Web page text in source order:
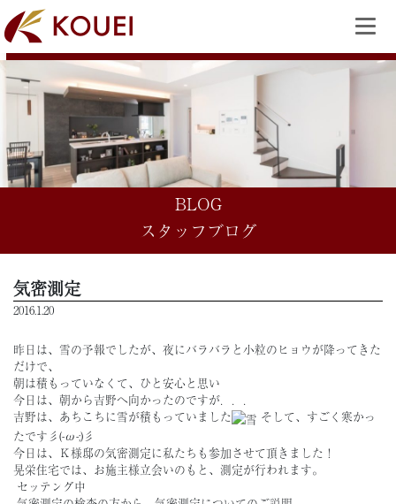
BLOG
スタッフブログ
気密測定
2016.1.20
昨日は、雪の予報でしたが、夜にバラバラと小粒のヒョウが降ってきた
だけで、
朝は積もっていなくて、ひと安心と思い
今日は、朝から吉野へ向かったのですが．．．
吉野は、あちこちに雪が積もっていました
そして、すごく寒かっ
たです彡(-ω-;)彡
今日は、Ｋ様邸の気密測定に私たちも参加させて頂きました！
晃栄住宅では、お施主様立会いのもと、測定が行われます。
セッテング中